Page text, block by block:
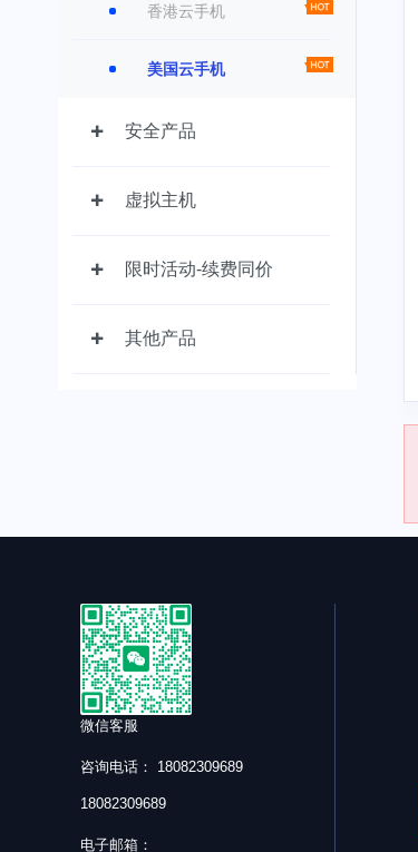
香港云手机
美国云手机
安全产品
虚拟主机
限时活动-续费同价
其他产品
微信客服
咨询电话： 18082309689
18082309689
电子邮箱：